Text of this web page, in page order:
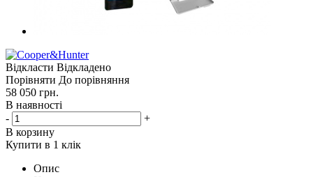
Відкласти Відкладено
Порівняти До порівняння
58 050 грн.
В наявності
-
+
В корзину
Купити в 1 клік
Опис